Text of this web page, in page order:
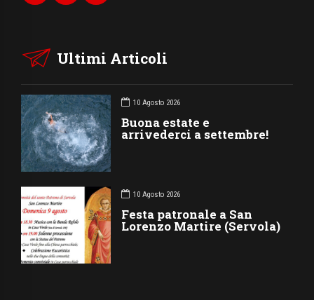
Ultimi Articoli
10 Agosto 2026
Buona estate e
arrivederci a settembre!
10 Agosto 2026
Festa patronale a San
Lorenzo Martire (Servola)